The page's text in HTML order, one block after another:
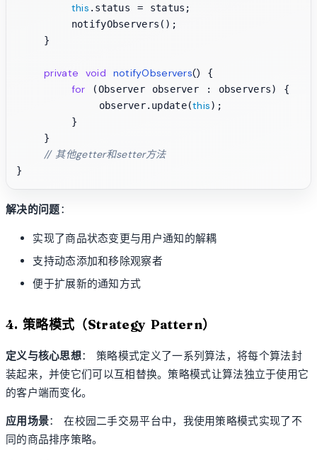
this .status = status;
        notifyObservers();
    }
private void notifyObservers() {
for (Observer observer : observers) {
            observer.update(
this);
        }
    }
// 其他getter和setter方法
解决的问题：
实现了商品状态变更与用户通知的解耦
支持动态添加和移除观察者
便于扩展新的通知方式
4. 策略模式（Strategy Pattern）
定义与核心思想： 策略模式定义了一系列算法，将每个算法封
装起来，并使它们可以互相替换。策略模式让算法独立于使用它
的客户端而变化。
应用场景： 在校园二手交易平台中，我使用策略模式实现了不
同的商品排序策略。